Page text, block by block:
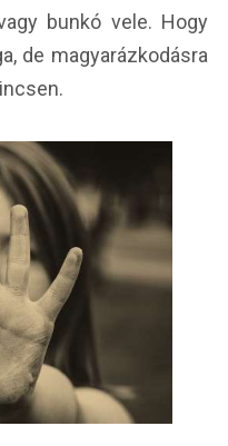
bunkó vele. Hogy
de magyarázkodásra